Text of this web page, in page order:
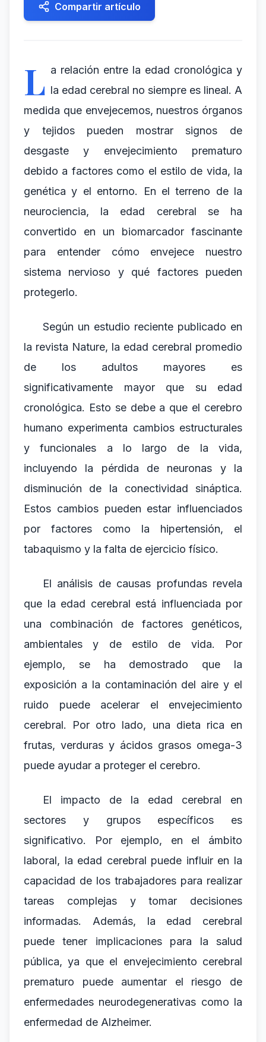
Compartir artículo
L a relación entre la edad cronológica y
la edad cerebral no siempre es lineal. A
medida que envejecemos, nuestros órganos
y tejidos pueden mostrar signos de
desgaste y envejecimiento prematuro
debido a factores como el estilo de vida, la
genética y el entorno. En el terreno de la
neurociencia, la edad cerebral se ha
convertido en un biomarcador fascinante
para entender cómo envejece nuestro
sistema nervioso y qué factores pueden
protegerlo.
Según un estudio reciente publicado en
la revista Nature, la edad cerebral promedio
de los adultos mayores es
significativamente mayor que su edad
cronológica. Esto se debe a que el cerebro
humano experimenta cambios estructurales
y funcionales a lo largo de la vida,
incluyendo la pérdida de neuronas y la
disminución de la conectividad sináptica.
Estos cambios pueden estar influenciados
por factores como la hipertensión, el
tabaquismo y la falta de ejercicio físico.
El análisis de causas profundas revela
que la edad cerebral está influenciada por
una combinación de factores genéticos,
ambientales y de estilo de vida. Por
ejemplo, se ha demostrado que la
exposición a la contaminación del aire y el
ruido puede acelerar el envejecimiento
cerebral. Por otro lado, una dieta rica en
frutas, verduras y ácidos grasos omega-3
puede ayudar a proteger el cerebro.
El impacto de la edad cerebral en
sectores y grupos específicos es
significativo. Por ejemplo, en el ámbito
laboral, la edad cerebral puede influir en la
capacidad de los trabajadores para realizar
tareas complejas y tomar decisiones
informadas. Además, la edad cerebral
puede tener implicaciones para la salud
pública, ya que el envejecimiento cerebral
prematuro puede aumentar el riesgo de
enfermedades neurodegenerativas como la
enfermedad de Alzheimer.